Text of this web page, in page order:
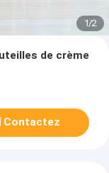
1/2
de crème
Contactez